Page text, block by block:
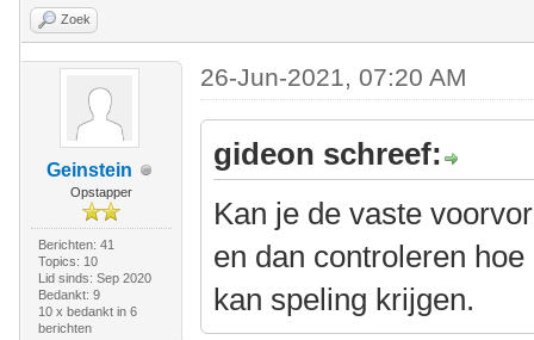
Zoek
Geinstein
Opstapper
Berichten: 41
Topics: 10
Lid sinds: Sep 2020
Bedankt: 9
10 x bedankt in 6
berichten
26-Jun-2021, 07:20 AM
gideon schreef:
Kan je de vaste
en dan controleren
kan speling krijgen.